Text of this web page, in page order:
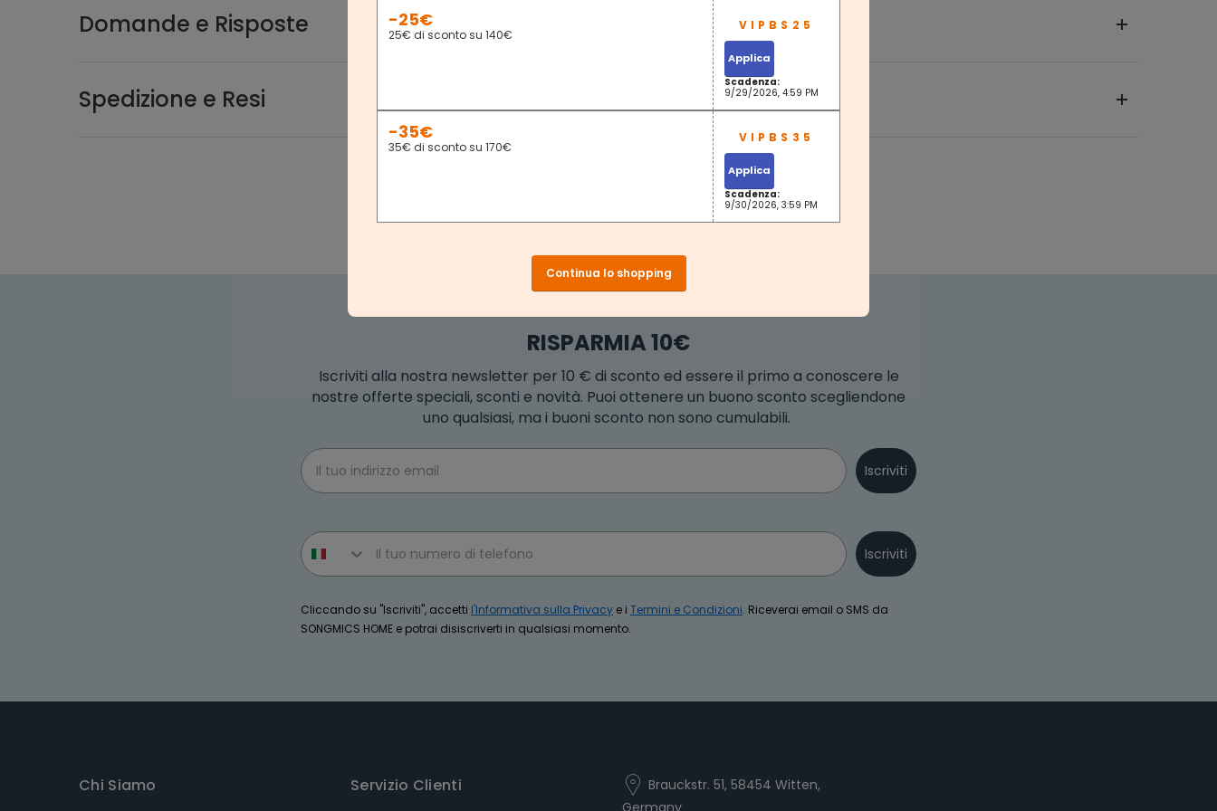
Domande e Risposte
Spedizione e Resi
RISPARMIA 10€
Iscriviti alla nostra newsletter per 10 € di sconto ed essere il primo a conoscere le
nostre offerte speciali, sconti e novità. Puoi ottenere un buono sconto scegliendone
uno qualsiasi, ma i buoni sconto non sono cumulabili.
Email
Iscriviti
Phone number
Iscriviti
Cliccando su "Iscriviti", accetti l'Informativa sulla Privacy e i Termini e Condizioni. Riceverai email o SMS da
SONGMICS HOME e potrai disiscriverti in qualsiasi momento.
Chi Siamo Servizio Clienti
Brauckstr. 51, 58454 Witten,
-25€
25€ di sconto su 140€
Applica
Scadenza:
9/29/2026, 4:59 PM
-35€
35€ di sconto su 170€
Applica
Scadenza:
9/30/2026, 3:59 PM
Continua lo shopping